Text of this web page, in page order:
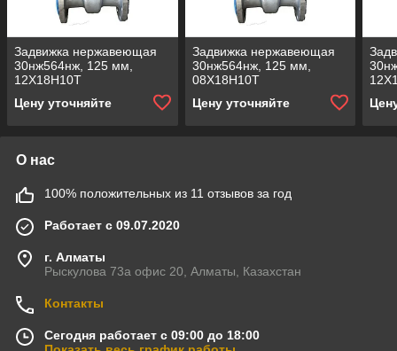
Задвижка нержавеющая
30нж564нж, 125 мм,
12Х18Н10Т
Цену уточняйте
Задвижка нержавеющая
30нж564нж, 125 мм,
08Х18Н10Т
Цену уточняйте
О нас
100% положительных из 11 отзывов за год
Работает с 09.07.2020
г. Алматы
Рыскулова 73а офис 20, Алматы, Казахстан
Контакты
Сегодня работает с 09:00 до 18:00